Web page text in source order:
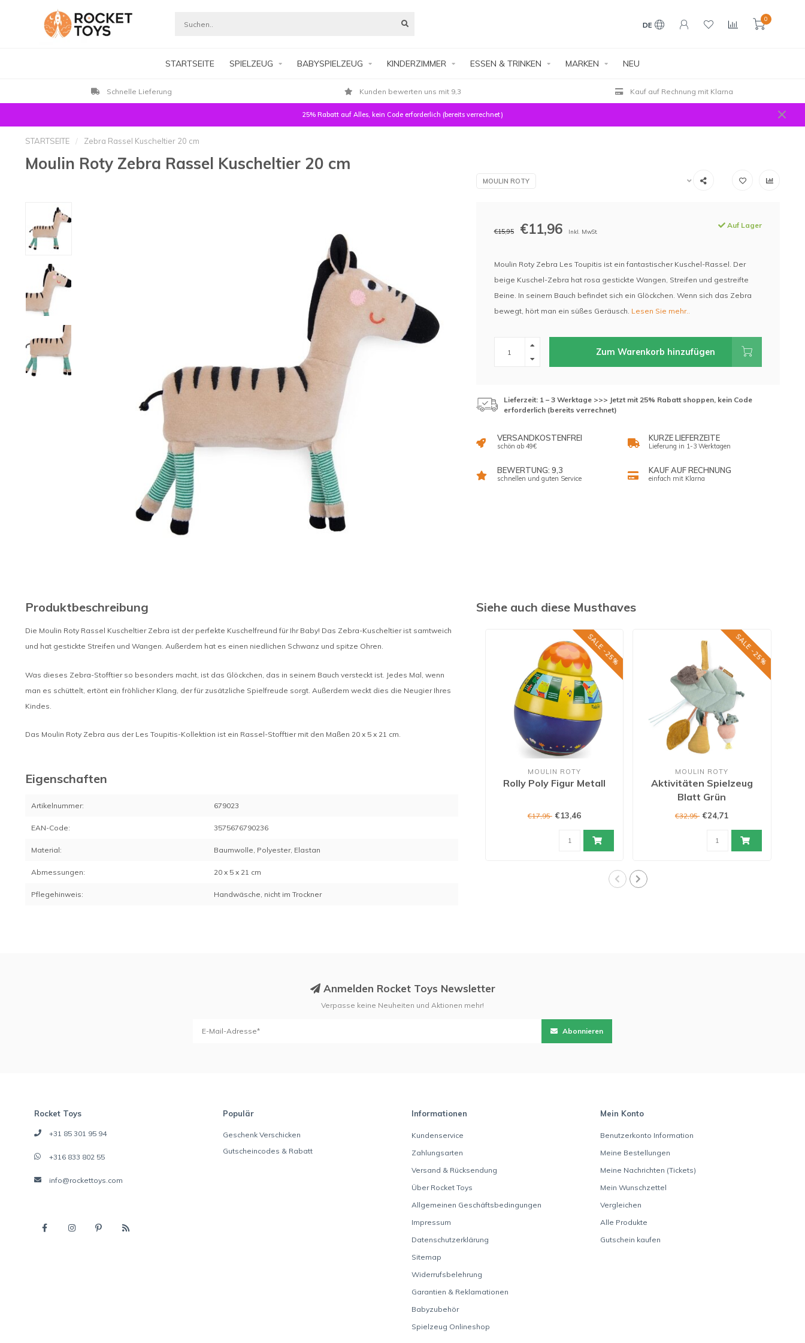
DE
0
STARTSEITE SPIELZEUG BABYSPIELZEUG KINDERZIMMER ESSEN & TRINKEN MARKEN NEU
Schnelle Lieferung Kunden bewerten uns mit 9,3 Kauf auf Rechnung mit Klarna
25% Rabatt auf Alles, kein Code erforderlich (bereits verrechnet)
STARTSEITE / Zebra Rassel Kuscheltier 20 cm
Moulin Roty Zebra Rassel Kuscheltier 20 cm
MOULIN ROTY
€15,95 €11,96 Inkl. MwSt.
Auf Lager
Moulin Roty Zebra Les Toupitis ist ein fantastischer Kuschel-Rassel. Der
beige Kuschel-Zebra hat rosa gestickte Wangen, Streifen und gestreifte
Beine. In seinem Bauch befindet sich ein Glöckchen. Wenn sich das Zebra
bewegt, hört man ein süßes Geräusch. Lesen Sie mehr..
Zum Warenkorb hinzufügen
Lieferzeit: 1 – 3 Werktage >>> Jetzt mit 25% Rabatt shoppen, kein Code
erforderlich (bereits verrechnet)
VERSANDKOSTENFREI
schön ab 49€
KURZE LIEFERZEITE
Lieferung in 1-3 Werktagen
BEWERTUNG: 9,3
schnellen und guten Service
KAUF AUF RECHNUNG
einfach mit Klarna
Produktbeschreibung
Die Moulin Roty Rassel Kuscheltier Zebra ist der perfekte Kuschelfreund für Ihr Baby! Das Zebra-Kuscheltier ist samtweich
und hat gestickte Streifen und Wangen. Außerdem hat es einen niedlichen Schwanz und spitze Ohren.
Was dieses Zebra-Stofftier so besonders macht, ist das Glöckchen, das in seinem Bauch versteckt ist. Jedes Mal, wenn
man es schüttelt, ertönt ein fröhlicher Klang, der für zusätzliche Spielfreude sorgt. Außerdem weckt dies die Neugier Ihres
Kindes.
Das Moulin Roty Zebra aus der Les Toupitis-Kollektion ist ein Rassel-Stofftier mit den Maßen 20 x 5 x 21 cm.
Eigenschaften
Artikelnummer: 679023
EAN-Code: 3575676790236
Material: Baumwolle, Polyester, Elastan
Abmessungen: 20 x 5 x 21 cm
Pflegehinweis: Handwäsche, nicht im Trockner
Siehe auch diese Musthaves
SALE -25%
MOULIN ROTY
Rolly Poly Figur Metall
€17,95 €13,46
SALE -25%
MOULIN ROTY
Aktivitäten Spielzeug
Blatt Grün
€32,95 €24,71
Anmelden Rocket Toys Newsletter
Verpasse keine Neuheiten und Aktionen mehr!
Abonnieren
Rocket Toys
+31 85 301 95 94
+316 833 802 55
info@rockettoys.com
Populär
Geschenk Verschicken
Gutscheincodes & Rabatt
Informationen
Kundenservice
Zahlungsarten
Versand & Rücksendung
Über Rocket Toys
Allgemeinen Geschäftsbedingungen
Impressum
Datenschutzerklärung
Sitemap
Widerrufsbelehrung
Garantien & Reklamationen
Babyzubehör
Spielzeug Onlineshop
Mein Konto
Benutzerkonto Information
Meine Bestellungen
Meine Nachrichten (Tickets)
Mein Wunschzettel
Vergleichen
Alle Produkte
Gutschein kaufen